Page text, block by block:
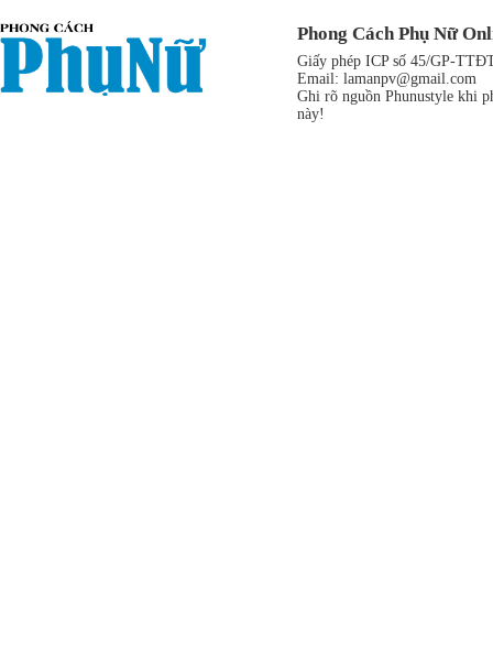
Phong Cách Phụ Nữ
Giấy phép ICP số 45/GP-
Email: lamanpv@gmail.com
Ghi rõ nguồn Phunustyle khi
này!